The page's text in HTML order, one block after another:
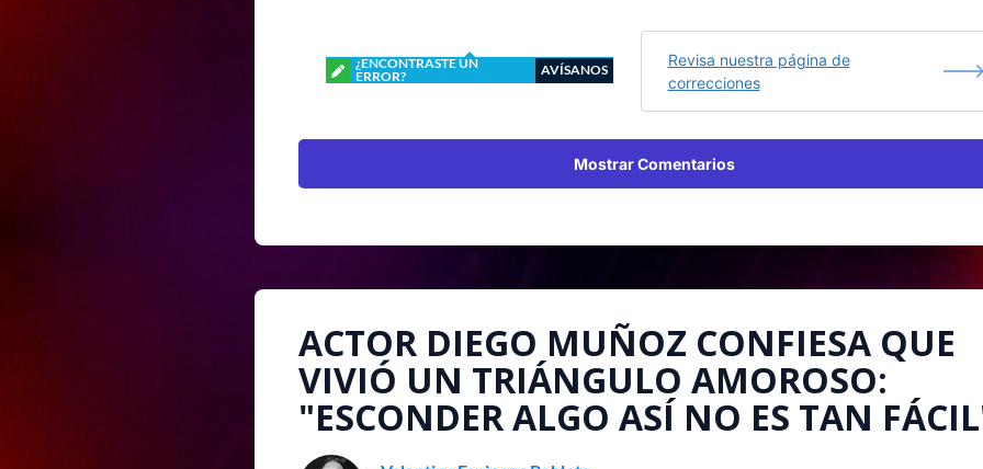
¿ENCONTRASTE UN
ERROR?
AVÍSANOS
Revisa nuestra página de
correcciones
Mostrar Comentarios
ACTOR DIEGO MUÑOZ CONFIESA QUE
VIVIÓ UN TRIÁNGULO AMOROSO:
"ESCONDER ALGO ASÍ NO ES TAN